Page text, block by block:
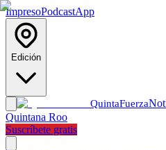
ImpresoPodcastApp
Edición
QuintaFuerza
Quintana Roo
Suscríbete gratis